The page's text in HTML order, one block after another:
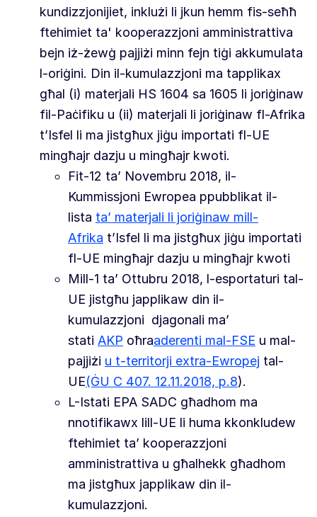
kundizzjonijiet, inklużi li jkun hemm fis-seħħ
ftehimiet ta' kooperazzjoni amministrattiva
bejn iż-żewġ pajjiżi minn fejn tiġi akkumulata
l-oriġini. Din il-kumulazzjoni ma tapplikax
għal (i) materjali HS 1604 sa 1605 li joriġinaw
fil-Paċifiku u (ii) materjali li joriġinaw fl-Afrika
t’Isfel li ma jistgħux jiġu importati fl-UE
mingħajr dazju u mingħajr kwoti.
Fit-12 ta’ Novembru 2018, il-
Kummissjoni Ewropea ppubblikat il-
lista ta’ materjali li joriġinaw mill-
Afrika t’Isfel li ma jistgħux jiġu importati
fl-UE mingħajr dazju u mingħajr kwoti
Mill-1 ta’ Ottubru 2018, l-esportaturi tal-
UE jistgħu japplikaw din il-
kumulazzjoni djagonali ma’
stati AKP oħraaderenti mal-FSE u mal-
pajjiżi u t-territorji extra-Ewropej tal-
UE(ĠU C 407. 12.11.2018, p.8).
L-Istati EPA SADC għadhom ma
nnotifikawx lill-UE li huma kkonkludew
ftehimiet ta’ kooperazzjoni
amministrattiva u għalhekk għadhom
ma jistgħux japplikaw din il-
kumulazzjoni.